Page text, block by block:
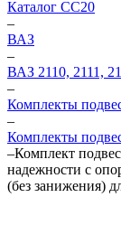
Каталог CC20
–
ВАЗ
–
ВАЗ 2110, 2111,
–
Комплекты
–
Комплекты
–Комплект
надежности c
(без занижения)